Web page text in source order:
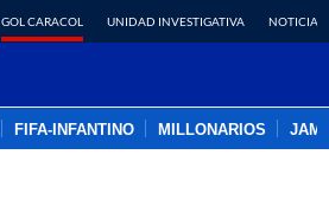
GOL CARACOL UNIDAD INVESTIGATIVA NOTICIAS
FIFA-INFANTINO MILLONARIOS